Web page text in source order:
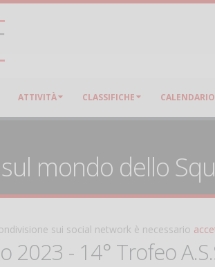
ATTIVITÀ CLASSIFICHE CALENDARIO
mondo dello
sui social network è necessario
2023 - 14° Trofeo